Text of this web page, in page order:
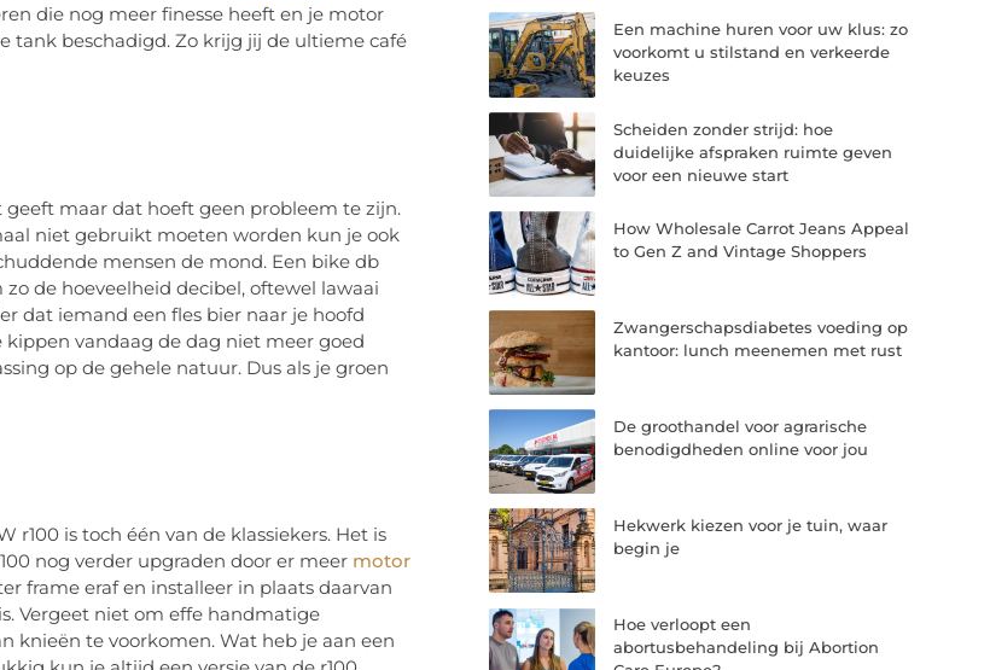
die nog meer finesse heeft en je motor
tank beschadigd. Zo krijg jij de ultieme café
maar dat hoeft geen probleem te zijn.
niet gebruikt moeten worden kun je ook
mensen de mond. Een bike db
de hoeveelheid decibel, oftewel lawaai
dat iemand een fles bier naar je hoofd
vandaag de dag niet meer goed
op de gehele natuur. Dus als je groen
r100 is toch één van de klassiekers. Het is
nog verder upgraden door er meer motor
frame eraf en installeer in plaats daarvan
Vergeet niet om effe handmatige
knieën te voorkomen. Wat heb je aan een
Een machine huren voor uw klus: zo
voorkomt u stilstand en verkeerde
keuzes
Scheiden zonder strijd: hoe
duidelijke afspraken ruimte geven
voor een nieuwe start
How Wholesale Carrot Jeans Appeal
to Gen Z and Vintage Shoppers
Zwangerschapsdiabetes voeding op
kantoor: lunch meenemen met rust
De groothandel voor agrarische
benodigdheden online voor jou
Hekwerk kiezen voor je tuin, waar
begin je
Hoe verloopt een
abortusbehandeling bij Abortion